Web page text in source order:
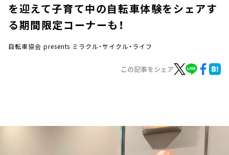
今日の番組表
YouTube
を迎えて子育て中の自転車体験をシェアす
る期間限定コーナーも！
自転車協会 presents ミラクル・サイクル・ライフ
この記事をシェア